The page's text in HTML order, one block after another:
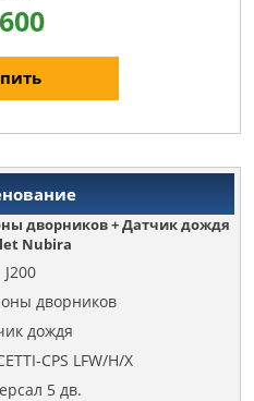
дворников + Датчик дождя
Nubira
J200
дворников
дождя
CPS LFW/H/X
5 дв.